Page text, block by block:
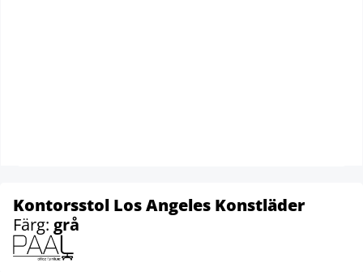
Kontorsstol Los Angeles Konstläder
Färg: grå